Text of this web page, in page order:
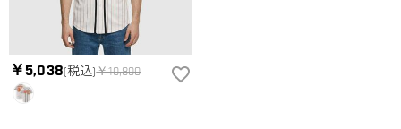
￥5,038(税込)￥10,800